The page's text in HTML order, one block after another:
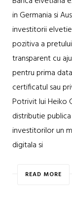
in Germania si
investitorii
pozitiva a
transparent cu
pentru prima
certificatul sau
Potrivit lui Heiko
distributie
investitorilor un
digitala si
READ MORE